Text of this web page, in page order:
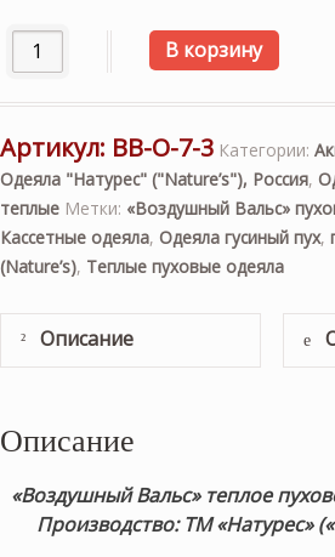
Количество товара «Воздушный
В корзину
Артикул: ВВ-О-7-3 Категории:
Одеяла "Натурес" ("Nature’s"), Россия,
теплые Метки: «Воздушный Вальс»
Кассетные одеяла, Одеяла гусиный пух,
(Nature’s), Теплые пуховые одеяла
Описание
Описание
«Воздушный Вальс» теплое
Производство: ТМ «Натурес»